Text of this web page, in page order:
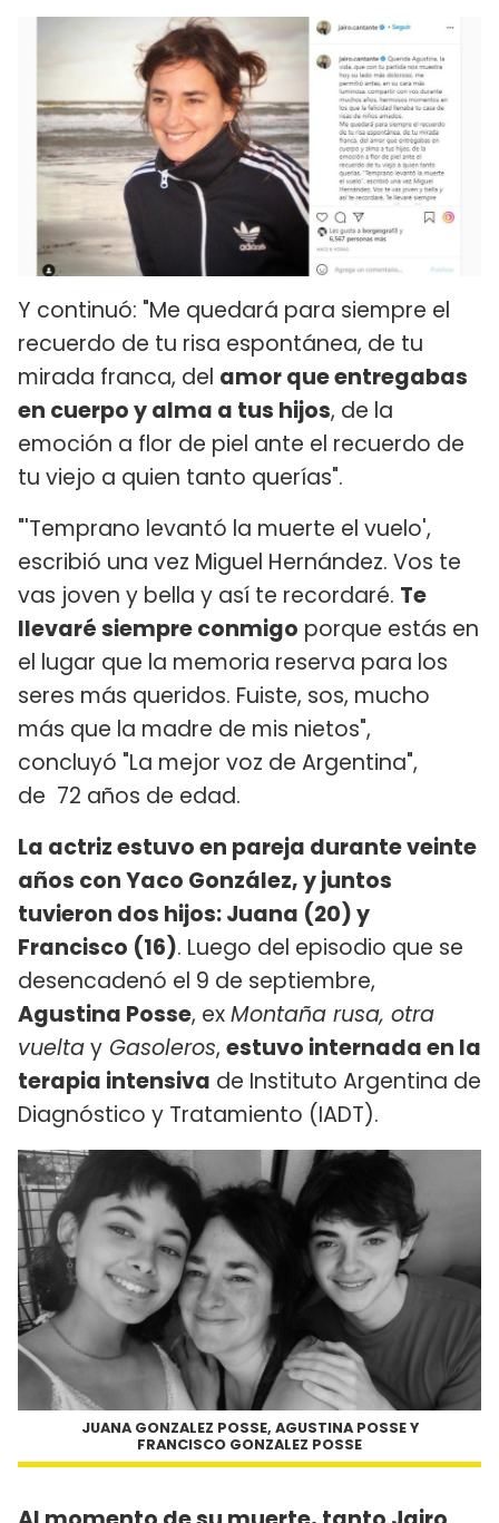
Y continuó: "Me quedará para siempre el
recuerdo de tu risa espontánea, de tu
mirada franca, del amor que entregabas
en cuerpo y alma a tus hijos, de la
emoción a flor de piel ante el recuerdo de
tu viejo a quien tanto querías".
"'Temprano levantó la muerte el vuelo',
escribió una vez Miguel Hernández. Vos te
vas joven y bella y así te recordaré. Te
llevaré siempre conmigo porque estás en
el lugar que la memoria reserva para los
seres más queridos. Fuiste, sos, mucho
más que la madre de mis nietos",
concluyó "La mejor voz de Argentina",
de 72 años de edad.
La actriz estuvo en pareja durante veinte
años con Yaco González, y juntos
tuvieron dos hijos: Juana (20) y
Francisco (16). Luego del episodio que se
desencadenó el 9 de septiembre,
Agustina Posse, exMontaña rusa, otra
vueltay Gasoleros, estuvo internada en la
terapia intensiva de Instituto Argentina de
Diagnóstico y Tratamiento (IADT).
JUANA GONZALEZ POSSE, AGUSTINA POSSE Y
FRANCISCO GONZALEZ POSSE